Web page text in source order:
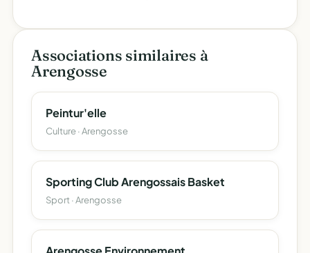
Associations similaires à
Arengosse
Peintur'elle
Culture · Arengosse
Sporting Club Arengossais Basket
Sport · Arengosse